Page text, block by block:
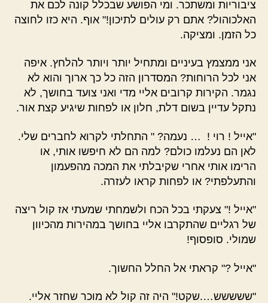
ציבוריות ומשתכר. ומי הפושע שבכלל קונה לכם את
האלכוהול? אתם רק עולים לתיכון!" אוף. היא כזו לחוצה
כל הזמן. ומציקה.
אני ממצמץ בעיניים ומתחיל יותר ויותר להלחץ. איפה
אני לכל הרוחות? המסדרון הזה כל כך ארוך והוא לא
נגמר. הקירות קרובים אליי מדי ואני צועד בחושך, לא
נתקל עדיין בשום דלת, חלון או לפחות שיגיע קצת אור.
"אייל ! רוי ! … נעמה? " התחלתי לקרוא לחברים שלי.
לאן הם נעלמו כולם? למה הם לא חיפשו אותי, או
הרימו אותי אחרי שקיבלתי את המכה מהפעמון
והתעלפתי? או לפחות קראו לעזרה.
"אייל !" צעקתי בכל הכח ולשמחתי שמעתי אז קול ריצה
של רגליים שהתקרבו אליי בחושך במהירות מהכיוון
שמולי. סופסוף!
"אייל ?" קראתי אל החלל החשוך.
"ששששש….שקט!" היה זה קול לא מוכר שחזר אליי.